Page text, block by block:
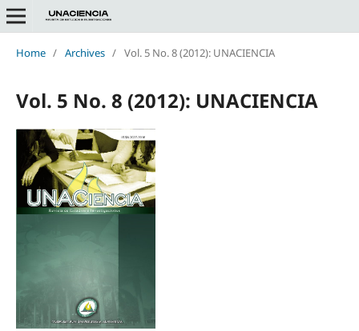
Home / Archives / Vol. 5 No. 8 (2012): UNACIENCIA
Vol. 5 No. 8 (2012): UNACIENCIA